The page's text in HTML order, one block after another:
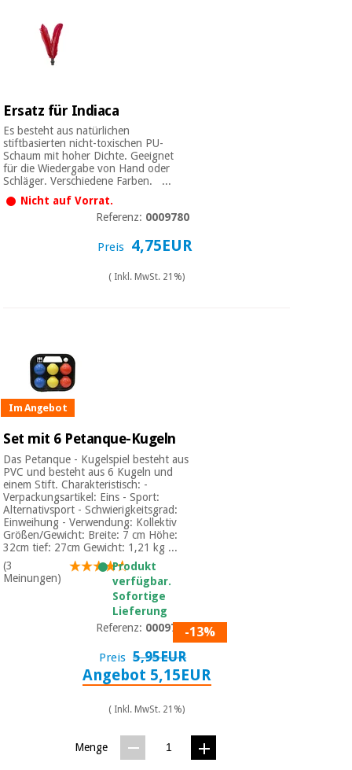
Ersatz für Indiaca
Es besteht aus natürlichen
stiftbasierten nicht-toxischen PU-
Schaum mit hoher Dichte. Geeignet
für die Wiedergabe von Hand oder
Schläger. Verschiedene Farben. ...
Nicht auf Vorrat.
Referenz: 0009780
Preis 4,75EUR
( Inkl. MwSt. 21%)
Im Angebot
Set mit 6 Petanque-Kugeln
Das Petanque - Kugelspiel besteht aus
PVC und besteht aus 6 Kugeln und
einem Stift. Charakteristisch: -
Verpackungsartikel: Eins - Sport:
Alternativsport - Schwierigkeitsgrad:
Einweihung - Verwendung: Kollektiv
Größen/Gewicht: Breite: 7 cm Höhe:
32cm tief: 27cm Gewicht: 1,21 kg ...
(3
Meinungen)
Produkt
verfügbar.
Sofortige
Lieferung
Referenz: 0009763-13%
Preis 5,95EUR
Angebot 5,15EUR
( Inkl. MwSt. 21%)
Menge